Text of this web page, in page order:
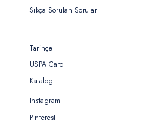
Sıkça Sorulan Sorular
Tarihçe
USPA Card
Katalog
Instagram
Pinterest